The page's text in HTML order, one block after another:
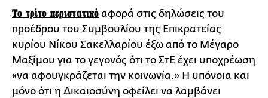
Το τρίτο περιστατικό αφορά στις δηλώσεις του
προέδρου του Συμβουλίου της Επικρατείας
κυρίου Νίκου Σακελλαρίου έξω από το Μέγαρο
Μαξίμου για το γεγονός ότι το ΣτΕ έχει υποχρέωση
«να αφουγκράζεται την κοινωνία.» Η υπόνοια και
μόνο ότι η Δικαιοσύνη οφείλει να λαμβάνει